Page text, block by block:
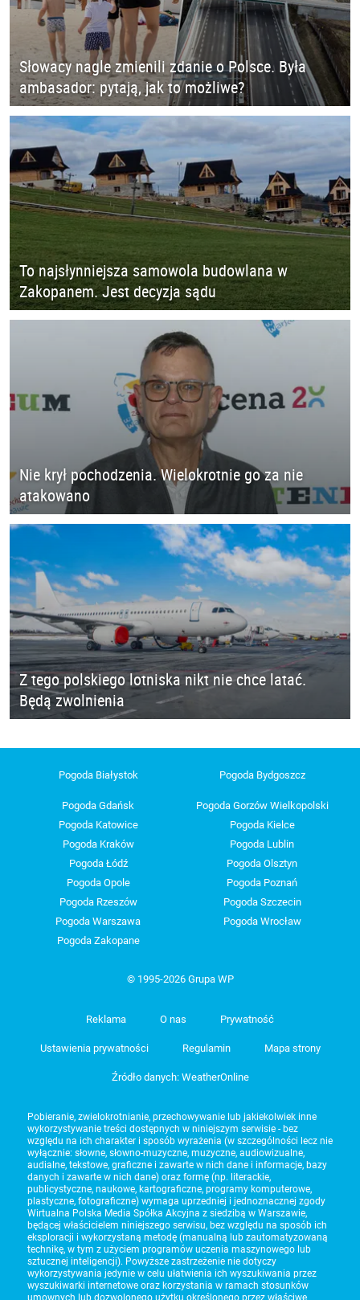
Słowacy nagle zmienili zdanie o Polsce. Była
ambasador: pytają, jak to możliwe?
To najsłynniejsza samowola budowlana w
Zakopanem. Jest decyzja sądu
Nie krył pochodzenia. Wielokrotnie go za nie
atakowano
Z tego polskiego lotniska nikt nie chce latać.
Będą zwolnienia
Pogoda Białystok Pogoda Bydgoszcz
Pogoda Gdańsk
Pogoda Gorzów Wielkopolski
Pogoda Katowice
Pogoda Kielce
Pogoda Kraków
Pogoda Lublin
Pogoda Łódź
Pogoda Olsztyn
Pogoda Opole
Pogoda Poznań
Pogoda Rzeszów
Pogoda Szczecin
Pogoda Warszawa
Pogoda Wrocław
Pogoda Zakopane
© 1995-2026 Grupa WP
Reklama O nas Prywatność
Ustawienia prywatności Regulamin Mapa strony
Źródło danych: WeatherOnline
Pobieranie, zwielokrotnianie, przechowywanie lub jakiekolwiek inne
wykorzystywanie treści dostępnych w niniejszym serwisie - bez
względu na ich charakter i sposób wyrażenia (w szczególności lecz nie
wyłącznie: słowne, słowno-muzyczne, muzyczne, audiowizualne,
audialne, tekstowe, graficzne i zawarte w nich dane i informacje, bazy
danych i zawarte w nich dane) oraz formę (np. literackie,
publicystyczne, naukowe, kartograficzne, programy komputerowe,
plastyczne, fotograficzne) wymaga uprzedniej i jednoznacznej zgody
Wirtualna Polska Media Spółka Akcyjna z siedzibą w Warszawie,
będącej właścicielem niniejszego serwisu, bez względu na sposób ich
eksploracji i wykorzystaną metodę (manualną lub zautomatyzowaną
technikę, w tym z użyciem programów uczenia maszynowego lub
sztucznej inteligencji). Powyższe zastrzeżenie nie dotyczy
wykorzystywania jedynie w celu ułatwienia ich wyszukiwania przez
wyszukiwarki internetowe oraz korzystania w ramach stosunków
umownych lub dozwolonego użytku określonego przez właściwe